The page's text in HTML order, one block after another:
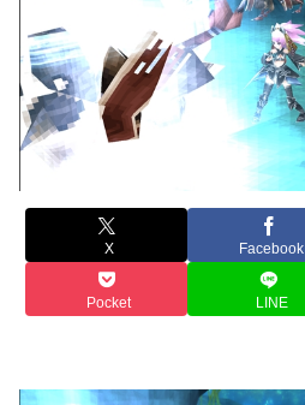
X Facebook
Pocket LINE